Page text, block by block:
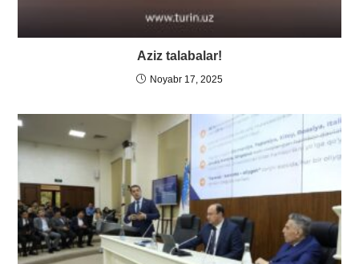
Aziz talabalar!
Noyabr 17, 2025